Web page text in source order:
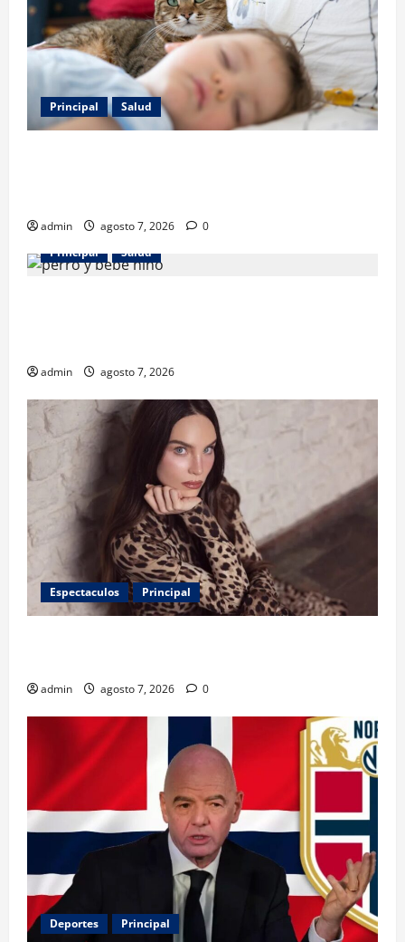
Principal Salud
admin agosto 7, 2026
0
Principal
Salud
admin agosto 7, 2026
Espectaculos Principal
admin agosto 7, 2026 0
Deportes Principal